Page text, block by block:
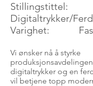
Stillingstittel:
Digitaltrykker/
Varighet:
Vi ønsker nå å styrke
digitaltrykker og en
vil betjene topp